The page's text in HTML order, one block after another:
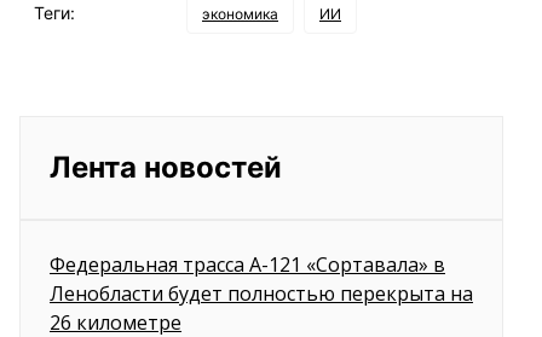
Теги: экономика ИИ
Лента новостей
Федеральная трасса А-121 «Сортавала» в
Ленобласти будет полностью перекрыта на
26 километре